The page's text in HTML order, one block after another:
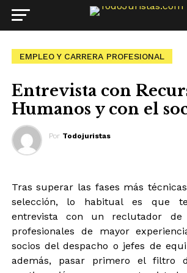
EMPLEO Y CARRERA PROFESIONAL
Entrevista con
Humanos y con el
Por Todojuristas
Tras superar las fases más
selección, lo habitual es que
entrevista con un reclutador de
profesionales de mayor
socios del despacho o jefes de
además, pasar primero el filtro